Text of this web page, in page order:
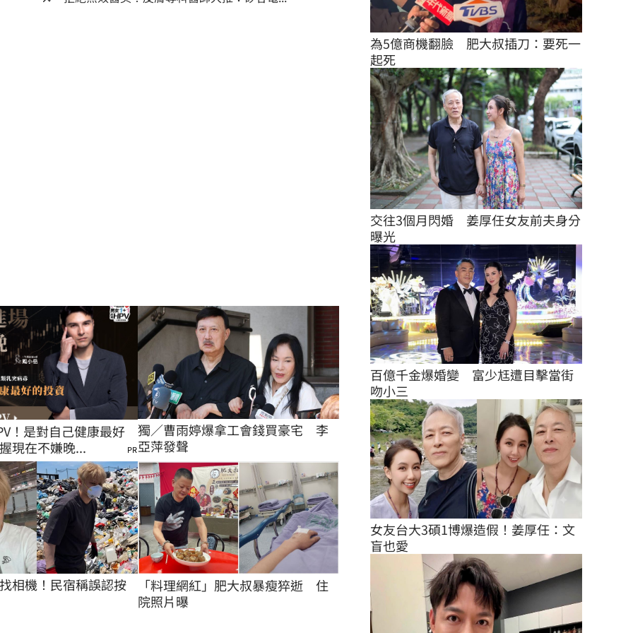
！是對自己健康最好
現在不嫌晚...
PR
獨／曹雨婷爆拿工會錢買豪宅　李
亞萍發聲
相機！民宿稱誤認按
「料理網紅」肥大叔暴瘦猝逝　住
院照片曝
為5億商機翻臉　肥大叔插刀：要死一
起死
交往3個月閃婚　姜厚任女友前夫身分
曝光
百億千金爆婚變　富少尪遭目擊當街
吻小三
女友台大3碩1博爆造假！姜厚任：文
盲也愛